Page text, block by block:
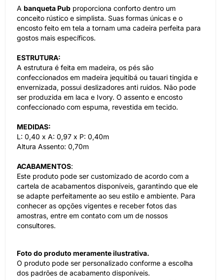
A banqueta Pub proporciona conforto dentro um
conceito rústico e simplista. Suas formas únicas e o
encosto feito em tela a tornam uma cadeira perfeita para
gostos mais específicos.
ESTRUTURA:
A estrutura é feita em madeira, os pés são
confeccionados em madeira jequitibá ou tauari tingida e
envernizada, possui deslizadores anti ruidos. Não pode
ser produzida em laca e Ivory. O assento e encosto
confeccionado com espuma, revestida em tecido.
MEDIDAS:
L: 0,40 x A: 0,97 x P: 0,40m
Altura Assento: 0,70m
ACABAMENTOS:
Este produto pode ser customizado de acordo com a
cartela de acabamentos disponíveis, garantindo que ele
se adapte perfeitamente ao seu estilo e ambiente. Para
conhecer as opções vigentes e receber fotos das
amostras, entre em contato com um de nossos
consultores.
Foto do produto meramente ilustrativa.
O produto pode ser personalizado conforme a escolha
dos padrões de acabamento disponíveis.